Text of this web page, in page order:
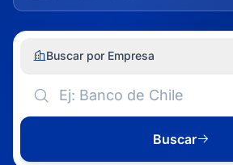
Buscar por Empresa
Buscar